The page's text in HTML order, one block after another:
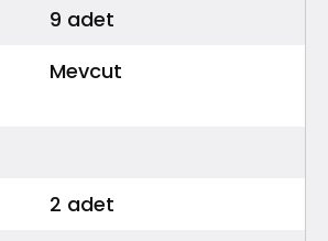
9 adet
Mevcut
2 adet